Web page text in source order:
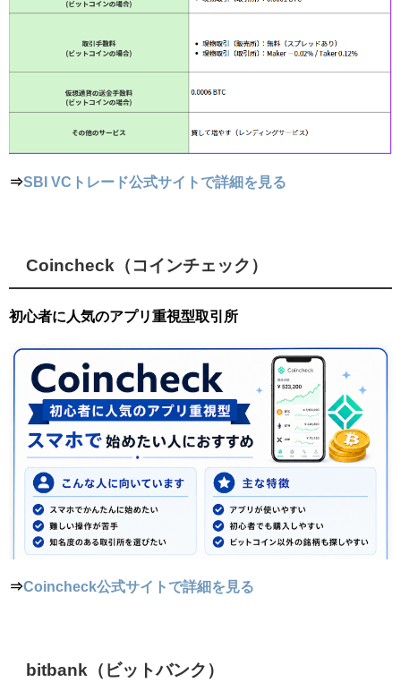
⇒SBI VCトレード公式サイトで詳細を見る
Coincheck（コインチェック）
初心者に人気のアプリ重視型取引所
⇒Coincheck公式サイトで詳細を見る
bitbank（ビットバンク）